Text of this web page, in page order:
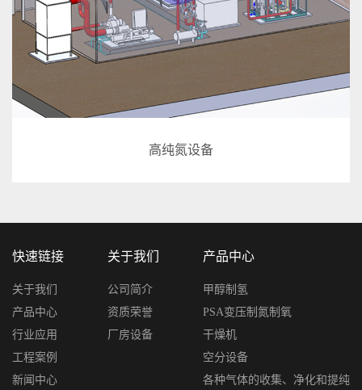
高纯氮设备
快速链接
关于我们
产品中心
行业应用
工程案例
新闻中心
关于我们
公司简介
资质荣誉
厂房设备
产品中心
甲醇制氢
PSA变压制氮制氧
干燥机
空分设备
各种气体的收集、净化和提纯